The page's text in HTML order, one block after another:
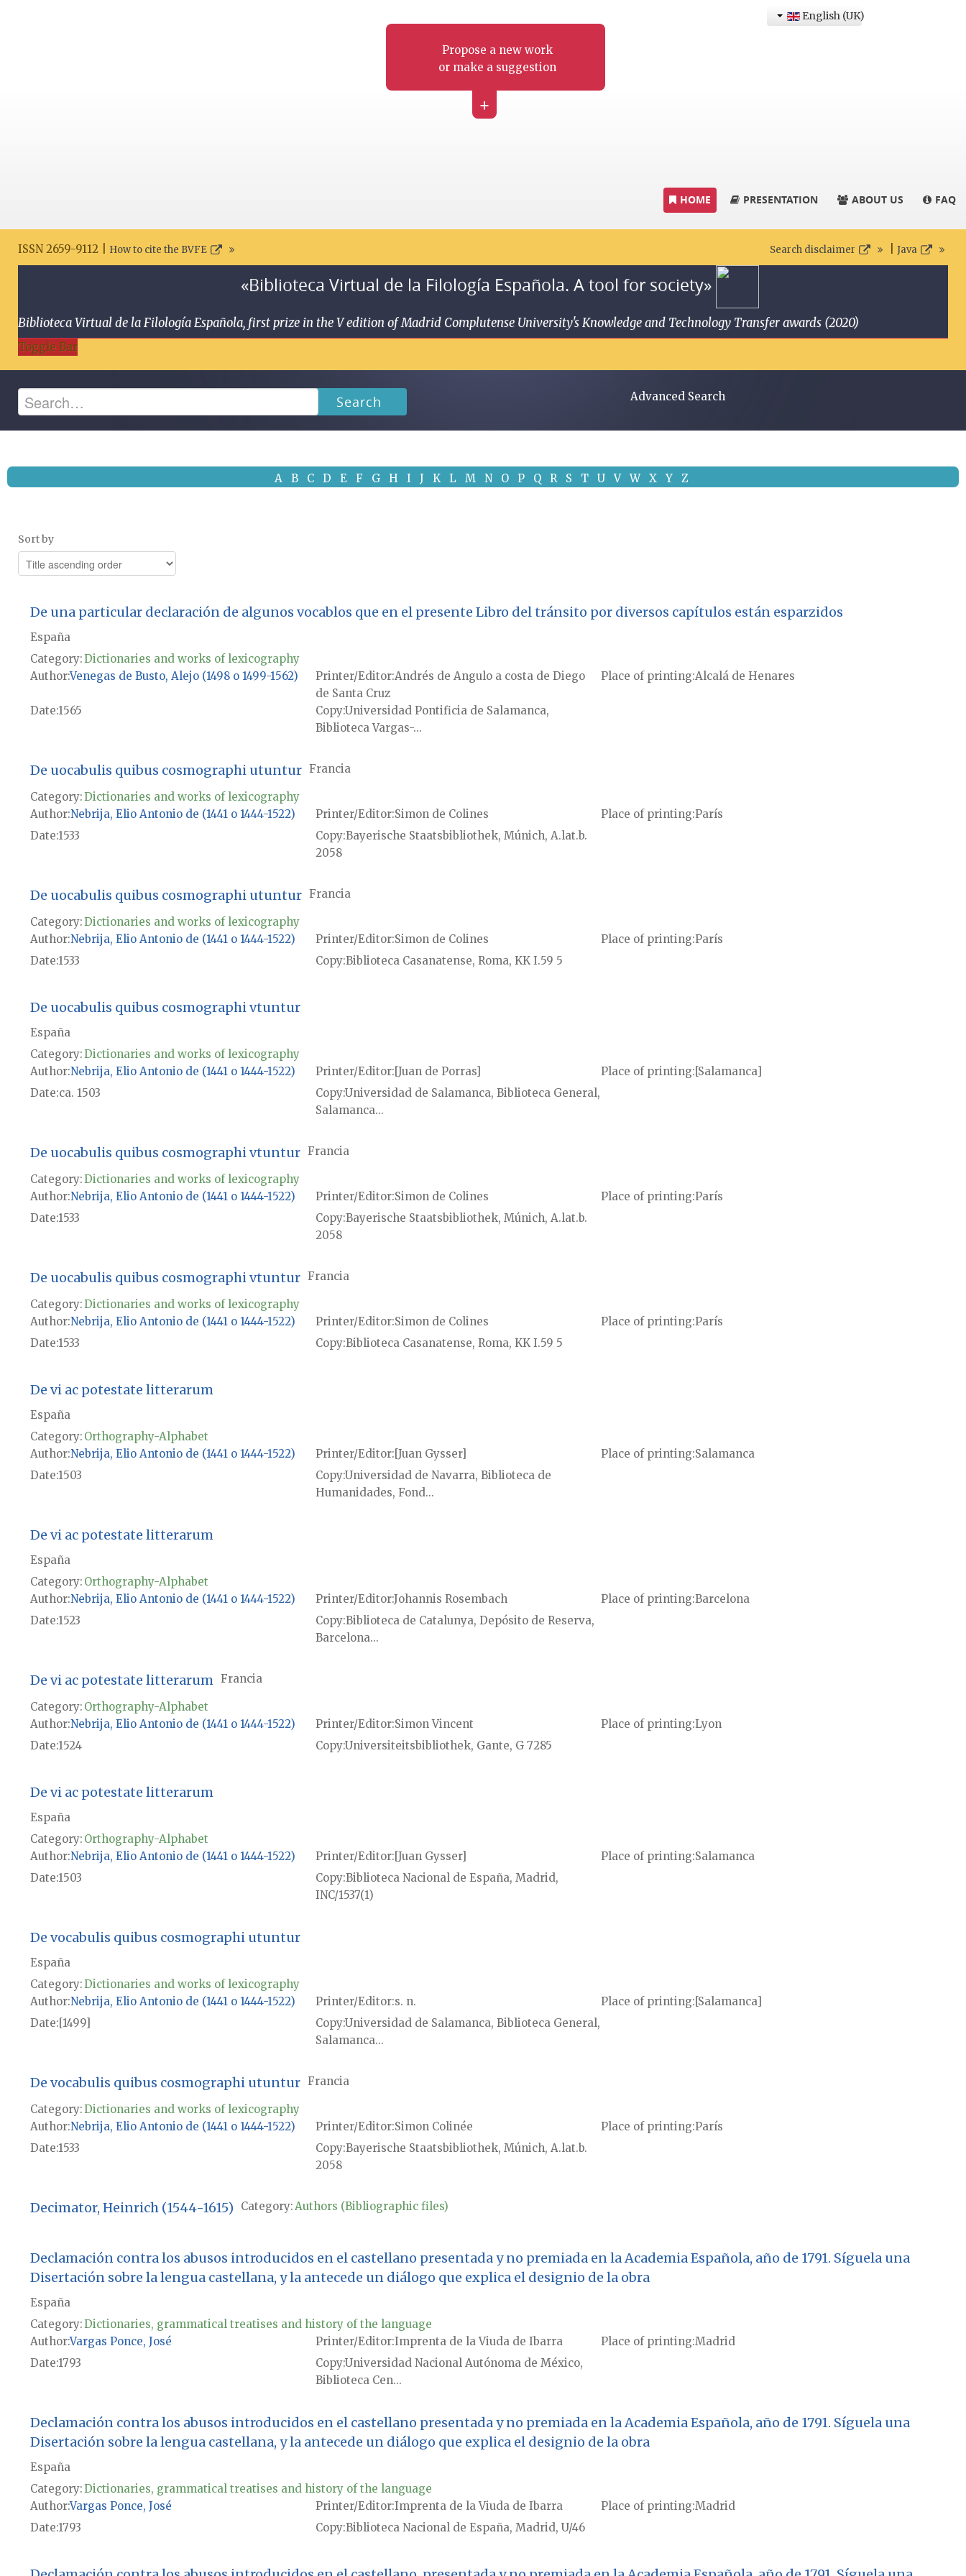
Propose a new work
or make a suggestion
+
English (UK)
HOME PRESENTATION ABOUT US FAQ
ISSN 2659-9112 | How to cite the BVFE Search disclaimer Java
«Biblioteca Virtual de la Filología Española. A tool for society»
Biblioteca Virtual de la Filología Española, first prize in the V edition of Madrid Complutense University's Knowledge and Technology Transfer awards (2020)
Toggle Bar
Search Advanced Search
A B C D E F G H I J K L M N O P Q R S T U V W X Y Z
Sort by
De una particular declaración de algunos vocablos que en el presente Libro del tránsito por diversos capítulos están esparzidos
España
Category:Dictionaries and works of lexicography
AuthorVenegas de Busto, Alejo (1498 o 1499-1562) Printer/Editor Andrés de Angulo a costa de Diego
de Santa Cruz
Place of printing Alcalá de Henares
Date1565 CopyUniversidad Pontificia de Salamanca,
Biblioteca Vargas-...
De uocabulis quibus cosmographi utuntur Francia
Category:Dictionaries and works of lexicography
Author Nebrija, Elio Antonio de (1441 o 1444-1522) Printer/Editor Simon de Colines Place of printing París
Date1533 Copy Bayerische Staatsbibliothek, Múnich, A.lat.b.
2058
De uocabulis quibus cosmographi utuntur Francia
Category:Dictionaries and works of lexicography
Author Nebrija, Elio Antonio de (1441 o 1444-1522) Printer/Editor Simon de Colines Place of printing París
Date1533 Copy Biblioteca Casanatense, Roma, KK I.59 5
De uocabulis quibus cosmographi vtuntur
España
Category:Dictionaries and works of lexicography
Author Nebrija, Elio Antonio de (1441 o 1444-1522) Printer/Editor [Juan de Porras] Place of printing [Salamanca]
Date ca. 1503 CopyUniversidad de Salamanca, Biblioteca General,
Salamanca...
De uocabulis quibus cosmographi vtuntur Francia
Category:Dictionaries and works of lexicography
Author Nebrija, Elio Antonio de (1441 o 1444-1522) Printer/Editor Simon de Colines Place of printing París
Date1533 Copy Bayerische Staatsbibliothek, Múnich, A.lat.b.
2058
De uocabulis quibus cosmographi vtuntur Francia
Category:Dictionaries and works of lexicography
Author Nebrija, Elio Antonio de (1441 o 1444-1522) Printer/Editor Simon de Colines Place of printing París
Date1533 Copy Biblioteca Casanatense, Roma, KK I.59 5
De vi ac potestate litterarum
España
Category: Orthography-Alphabet
Author Nebrija, Elio Antonio de (1441 o 1444-1522) Printer/Editor [Juan Gysser] Place of printing Salamanca
Date1503 CopyUniversidad de Navarra, Biblioteca de
Humanidades, Fond...
De vi ac potestate litterarum
España
Category: Orthography-Alphabet
Author Nebrija, Elio Antonio de (1441 o 1444-1522) Printer/EditorJohannis Rosembach Place of printing Barcelona
Date1523 Copy Biblioteca de Catalunya, Depósito de Reserva,
Barcelona...
De vi ac potestate litterarum Francia
Category: Orthography-Alphabet
Author Nebrija, Elio Antonio de (1441 o 1444-1522) Printer/Editor Simon Vincent Place of printing Lyon
Date1524 CopyUniversiteitsbibliothek, Gante, G 7285
De vi ac potestate litterarum
España
Category: Orthography-Alphabet
Author Nebrija, Elio Antonio de (1441 o 1444-1522) Printer/Editor [Juan Gysser] Place of printing Salamanca
Date1503 Copy Biblioteca Nacional de España, Madrid,
INC/1537(1)
De vocabulis quibus cosmographi utuntur
España
Category:Dictionaries and works of lexicography
Author Nebrija, Elio Antonio de (1441 o 1444-1522) Printer/Editor s. n. Place of printing [Salamanca]
Date [1499] CopyUniversidad de Salamanca, Biblioteca General,
Salamanca...
De vocabulis quibus cosmographi utuntur Francia
Category:Dictionaries and works of lexicography
Author Nebrija, Elio Antonio de (1441 o 1444-1522) Printer/Editor Simon Colinée Place of printing París
Date1533 Copy Bayerische Staatsbibliothek, Múnich, A.lat.b.
2058
Decimator, Heinrich (1544-1615) Category: Authors (Bibliographic files)
Declamación contra los abusos introducidos en el castellano presentada y no premiada en la Academia Española, año de 1791. Síguela una
Disertación sobre la lengua castellana, y la antecede un diálogo que explica el designio de la obra
España
Category:Dictionaries, grammatical treatises and history of the language
AuthorVargas Ponce, José Printer/Editor Imprenta de la Viuda de Ibarra Place of printing Madrid
Date1793 CopyUniversidad Nacional Autónoma de México,
Biblioteca Cen...
Declamación contra los abusos introducidos en el castellano presentada y no premiada en la Academia Española, año de 1791. Síguela una
Disertación sobre la lengua castellana, y la antecede un diálogo que explica el designio de la obra
España
Category:Dictionaries, grammatical treatises and history of the language
AuthorVargas Ponce, José Printer/Editor Imprenta de la Viuda de Ibarra Place of printing Madrid
Date1793 Copy Biblioteca Nacional de España, Madrid, U/46